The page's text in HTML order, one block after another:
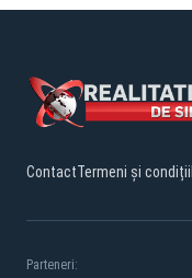
ContactTermeni și condiții
Parteneri: